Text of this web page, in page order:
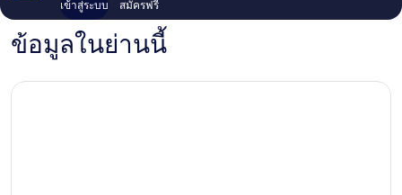
เข้าสู่ระบบ สมัครฟรี
ข้อมูลในย่านนี้